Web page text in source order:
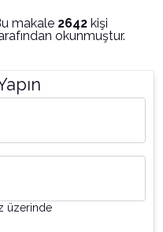
makale 2642 kişi
okunmuştur.
üzerinde